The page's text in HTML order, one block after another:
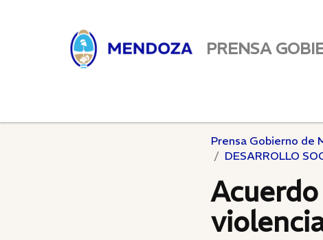
PRENSA
Prensa Gobierno de
DESARROLLO